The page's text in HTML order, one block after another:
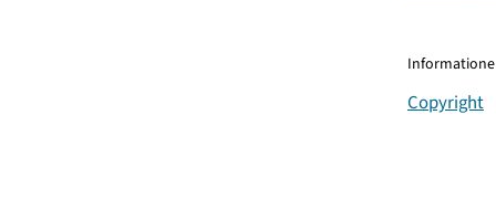
Copyright